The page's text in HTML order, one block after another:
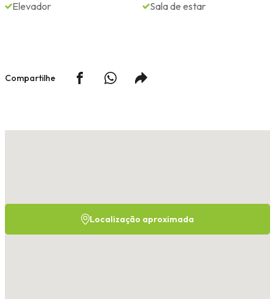
Elevador Sala de estar
Compartilhe
Localização aproximada